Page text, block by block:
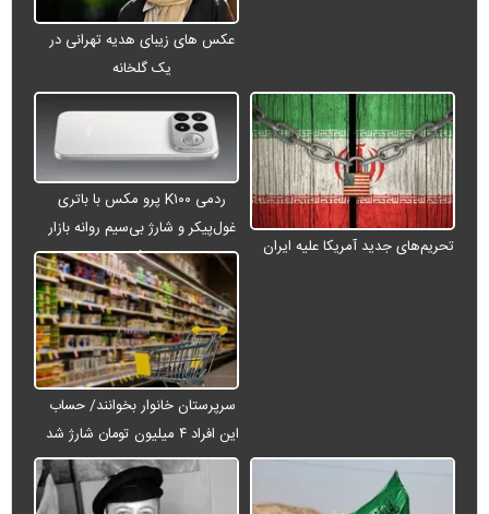
عکس های زیبای هدیه تهرانی در
یک گلخانه
تحریم‌های جدید آمریکا علیه ایران
ردمی K۱۰۰ پرو مکس با باتری
غول‌پیکر و شارژ بی‌سیم روانه بازار
می‌شود
سرپرستان خانوار بخوانند/ حساب
این افراد ۴ میلیون تومان شارژ شد